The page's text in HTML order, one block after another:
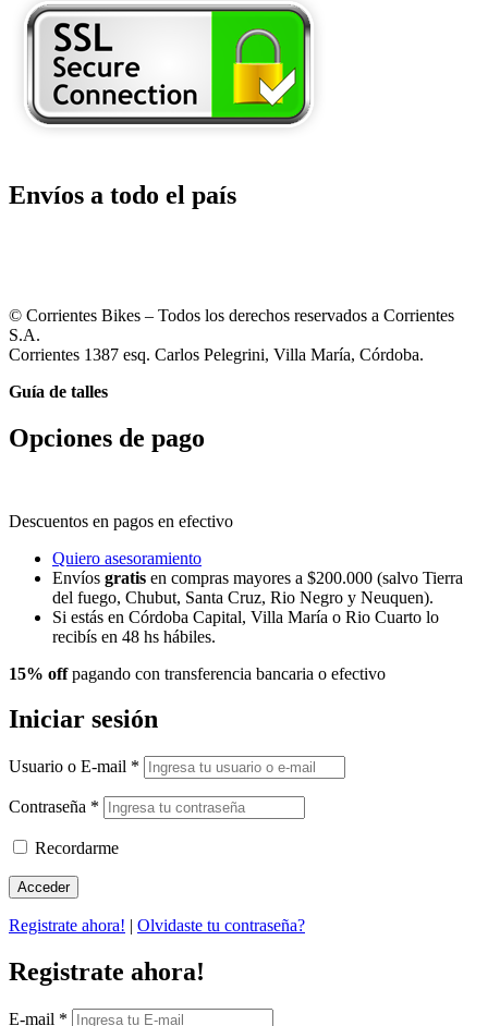
Envíos a todo el país
© Corrientes Bikes – Todos los derechos reservados a Corrientes
S.A.
Corrientes 1387 esq. Carlos Pelegrini, Villa María, Córdoba.
Guía de talles
Opciones de pago
Descuentos en pagos en efectivo
Quiero asesoramiento
Envíos gratis en compras mayores a $200.000 (salvo Tierra
del fuego, Chubut, Santa Cruz, Rio Negro y Neuquen).
Si estás en Córdoba Capital, Villa María o Rio Cuarto lo
recibís en 48 hs hábiles.
15% offpagando con transferencia bancaria o efectivo
Iniciar sesión
Usuario o E-mail *
Contraseña *
Recordarme
Registrate ahora! | Olvidaste tu contraseña?
Registrate ahora!
E-mail *